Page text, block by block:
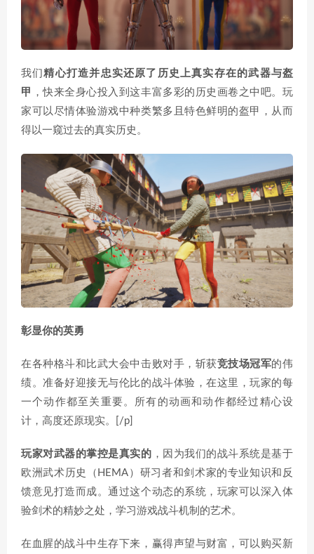
我们精心打造并忠实还原了历史上真实存在的武器与盔
甲 ，快来全身心投入到这丰富多彩的历史画卷之中吧。玩
家可以尽情体验游戏中种类繁多且特色鲜明的盔甲，从而
得以一窥过去的真实历史。
彰显你的英勇
在各种格斗和比武大会中击败对手，斩获竞技场冠军的伟
绩。准备好迎接无与伦比的战斗体验，在这里，玩家的每
一个动作都至关重要。所有的动画和动作都经过精心设
计，高度还原现实。[/p]
玩家对武器的掌控是真实的 ，因为我们的战斗系统是基于
欧洲武术历史（HEMA）研习者和剑术家的专业知识和反
馈意见打造而成。通过这个动态的系统，玩家可以深入体
验剑术的精妙之处，学习游戏战斗机制的艺术。
在血腥的战斗中生存下来，赢得声望与财富，可以购买新